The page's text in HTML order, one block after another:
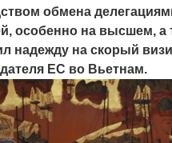
обмена
особенно на высшем, а
надежду на скорый
ЕС во Вьетнам.